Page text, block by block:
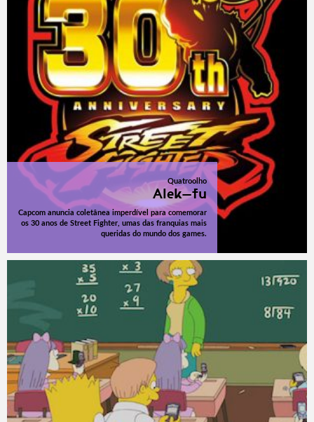
Quatroolho
Alek-fu
Capcom anuncia coletânea imperdível para comemorar
os 30 anos de Street Fighter, umas das franquias mais
queridas do mundo dos games.